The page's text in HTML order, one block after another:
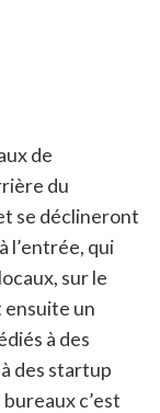
de
du
se déclineront
l’entrée, qui
sur le
ensuite un
à des
des startup
c’est